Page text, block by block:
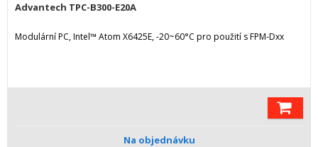
Advantech TPC-B300-E20A
Modulární PC, Intel™ Atom X6425E, -20~60°C pro použití s FPM-Dxx
Na objednávku